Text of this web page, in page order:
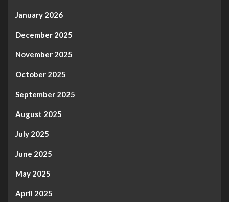
January 2026
December 2025
November 2025
October 2025
September 2025
August 2025
July 2025
June 2025
May 2025
April 2025